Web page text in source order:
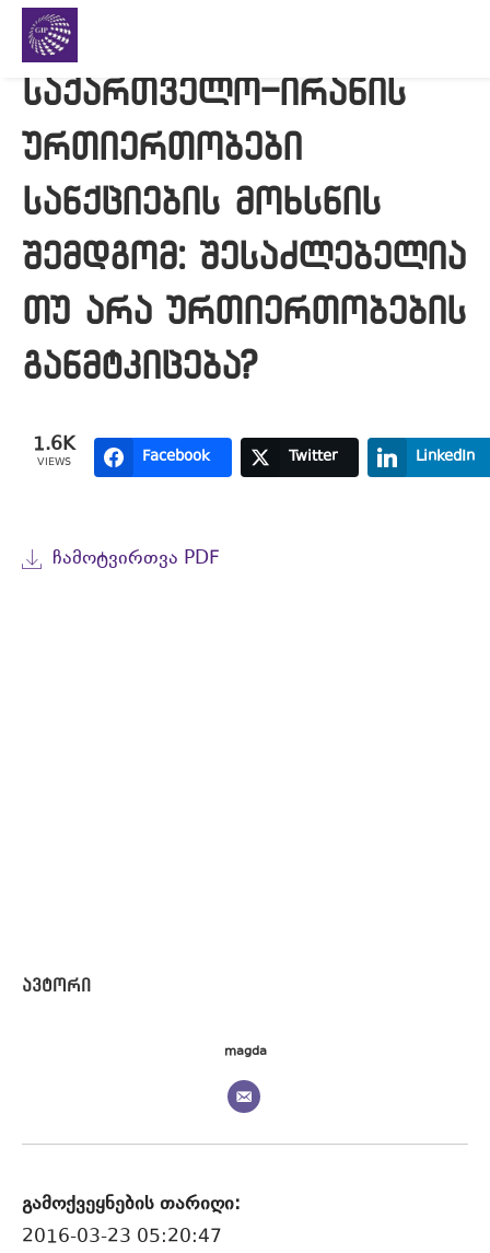
საქართველო-ირანის
ურთიერთობები
სანქციების მოხსნის
შემდგომ: შესაძლებელია
თუ არა ურთიერთობების
განმტკიცება?
1.6K
VIEWS Facebook Twitter LinkedIn
ᲩᲐᲛᲝᲢᲕᲘᲠᲗᲕᲐ PDF
magda
გამოქვეყნების თარიღი:
2016-03-23 05:20:47